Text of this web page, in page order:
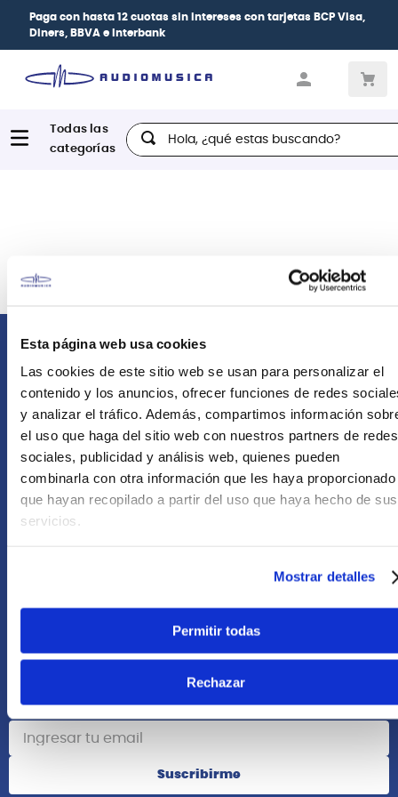
Esta página web usa cookies
Las cookies de este sitio web se usan para personalizar el
contenido y los anuncios, ofrecer funciones de redes
y analizar el tráfico. Además, compartimos información
el uso que haga del sitio web con nuestros partners de redes
sociales, publicidad y análisis web, quienes pueden
combinarla con otra información que les haya proporcionado
que hayan recopilado a partir del uso que haya hecho de sus
servicios.
Mostrar detalles
Permitir todas
Rechazar
Paga con hasta 12 cuotas sin intereses con tarjetas BCP Visa,
Diners, BBVA e Interbank
Hola, ¿qué estas buscando?
Atención Postventa
+51 958418476
+51 977624112
Acerca de Nosotros
Suscribete
Suscribirme